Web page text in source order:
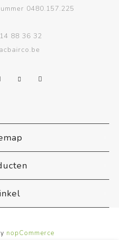
0480.157.225
88 36 32
nopCommerce